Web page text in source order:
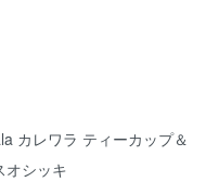
カレワラ ティーカップ＆
シッキ